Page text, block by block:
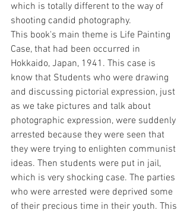
which is totally different to the way of
shooting candid photography.
This book's main theme is Life Painting
Case, that had been occurred in
Hokkaido, Japan, 1941. This case is
know that Students who were drawing
and discussing pictorial expression, just
as we take pictures and talk about
photographic expression, were suddenly
arrested because they were seen that
they were trying to enlighten communist
ideas. Then students were put in jail,
which is very shocking case. The parties
who were arrested were deprived some
of their precious time in their youth. This